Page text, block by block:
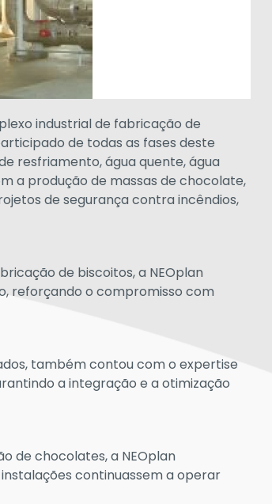
industrial de fabricação de
de todas as fases deste
resfriamento, água quente, água
a produção de massas de chocolate,
de segurança contra incêndios,
de biscoitos, a NEOplan
reforçando o compromisso com
também contou com o expertise
a integração e a otimização
de chocolates, a NEOplan
continuassem a operar